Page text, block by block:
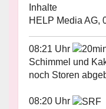
Inhalte
HELP Media AG,
08:21 Uhr
Schimmel und
noch Storen
08:20 Uhr